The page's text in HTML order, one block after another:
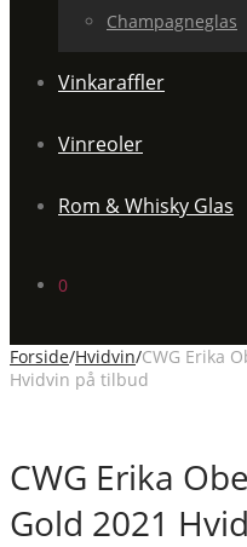
Champagneglas
Vinkaraffler
Vinreoler
Rom & Whisky Glas
0
Forside/Hvidvin/CWG Erika
Hvidvin på tilbud
CWG Erika
Gold 2021